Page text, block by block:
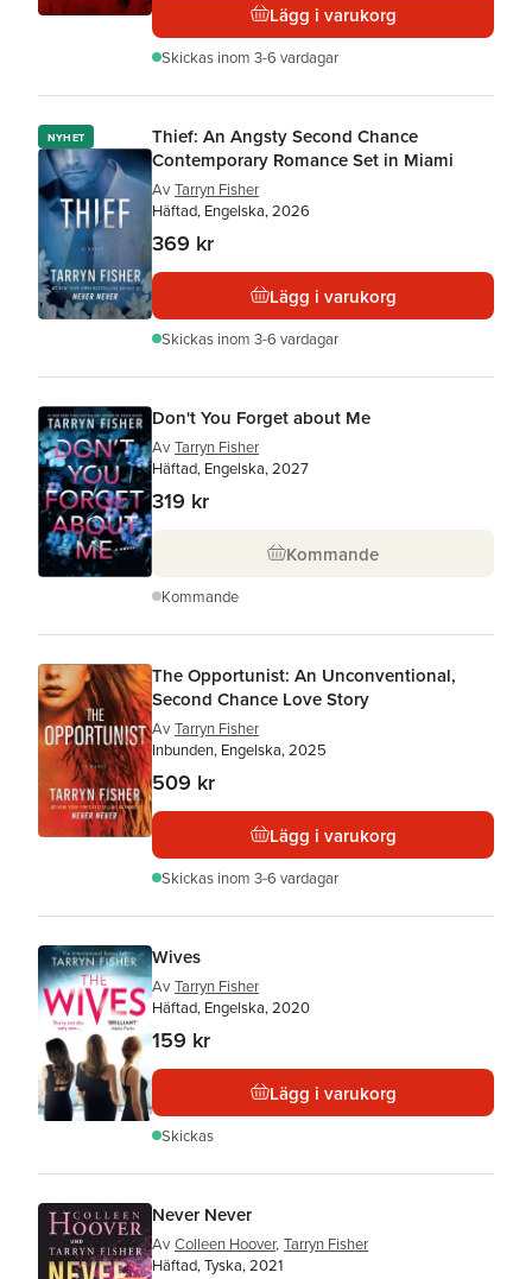
Lägg i varukorg
Skickas inom 3-6 vardagar
NYHET
Thief: An Angsty Second Chance
Contemporary Romance Set in Miami
Av Tarryn Fisher
Häftad, Engelska, 2026
369 kr
Lägg i varukorg
Skickas inom 3-6 vardagar
Don't You Forget about Me
Av Tarryn Fisher
Häftad, Engelska, 2027
319 kr
Kommande
Kommande
The Opportunist: An Unconventional,
Second Chance Love Story
Av Tarryn Fisher
Inbunden, Engelska, 2025
509 kr
Lägg i varukorg
Skickas inom 3-6 vardagar
Wives
Av Tarryn Fisher
Häftad, Engelska, 2020
159 kr
Lägg i varukorg
Skickas
Never Never
Av Colleen Hoover, Tarryn Fisher
Häftad, Tyska, 2021